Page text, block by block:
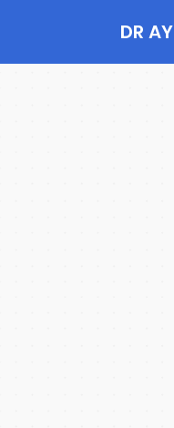
DR AY